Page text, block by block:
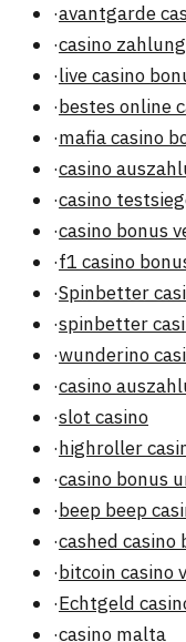
·avantgarde
·casino
·live casino
·bestes online
·mafia casino
·casino
·casino
·casino bonus
·f1 casino
·Spinbetter
·spinbetter
·wunderino
·casino
·slot casino
·highroller
·casino bonus
·beep beep
·cashed casino
·bitcoin casino
·Echtgeld
·casino malta